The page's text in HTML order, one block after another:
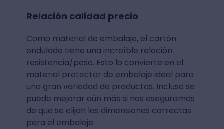
Relación calidad precio
Como material de embalaje, el cartón
ondulado tiene una increíble relación
resistencia/peso. Esto lo convierte en el
material protector de embalaje ideal para
una gran variedad de productos. Incluso se
puede mejorar aún más si nos aseguramos
de que se elijan las dimensiones correctas
para el embalaje.